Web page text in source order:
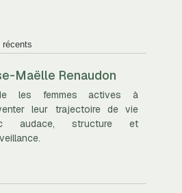
Maëlle Renaudon
les femmes actives à
leur trajectoire de vie
audace, structure et